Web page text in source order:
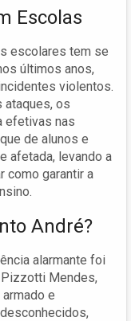
Escolas
escolares tem se
últimos anos,
violentos.
ataques, os
efetivas nas
de alunos e
afetada, levando a
como garantir a
André?
alarmante foi
Pizzotti Mendes,
armado e